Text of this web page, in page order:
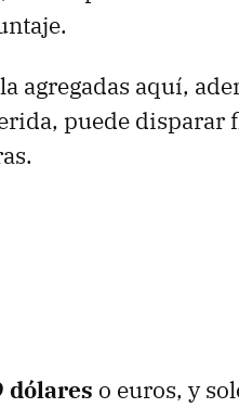
agregadas aquí,
puede disparar
dólares o euros, y